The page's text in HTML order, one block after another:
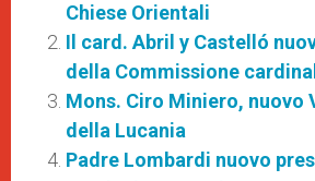
Chiese Orientali
Il card. Abril y Castelló
della Commissione
Mons. Ciro Miniero, nuovo
della Lucania
Padre Lombardi nuovo